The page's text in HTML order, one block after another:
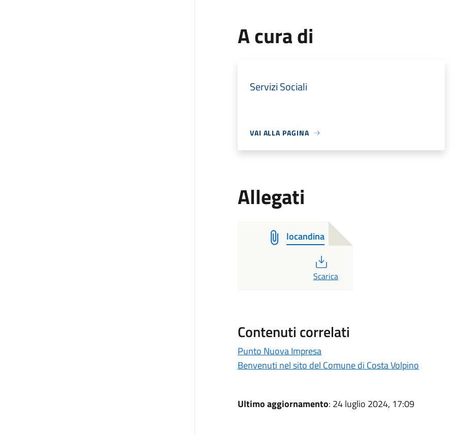
A cura di
Servizi Sociali
VAI ALLA PAGINA
Allegati
locandina
PDF
Scarica
Contenuti correlati
Punto Nuova Impresa
Benvenuti nel sito del Comune di Costa Volpino
Ultimo aggiornamento: 24 luglio 2024, 17:09